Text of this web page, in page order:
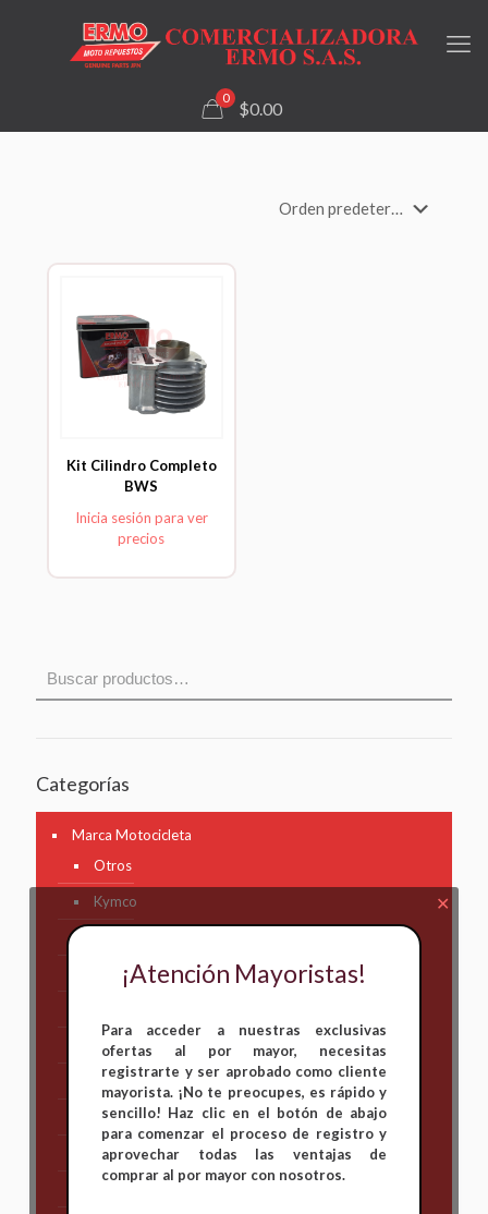
0
$0.00
Kit Cilindro Completo
BWS
Inicia sesión para ver
precios
Categorías
Marca Motocicleta
Otros
Kymco
Honda
KAWASAKI
KTM
Suzuki
✕
¡Atención Mayoristas!
Para acceder a nuestras exclusivas
ofertas al por mayor, necesitas
registrarte y ser aprobado como cliente
mayorista. ¡No te preocupes, es rápido y
sencillo! Haz clic en el botón de abajo
para comenzar el proceso de registro y
aprovechar todas las ventajas de
comprar al por mayor con nosotros.